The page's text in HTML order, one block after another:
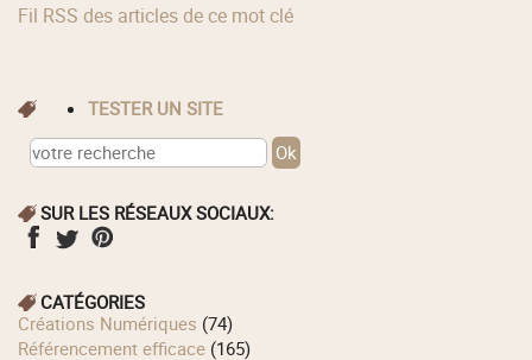
Fil RSS des articles de ce mot clé
TESTER UN SITE
SUR LES RÉSEAUX SOCIAUX:
CATÉGORIES
Créations Numériques (74)
Référencement efficace (165)